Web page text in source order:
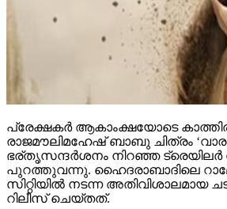
പ്രേക്ഷകര്‍ ആകാംക്ഷയോടെ
രാജമൗലിമഹേഷ് ബാബു ചിത്രം
ഭര്തൃസന്ദര്‍ശനം നിറഞ്ഞ ട്രെയിലര്‍
പുറത്തുവന്നു. ഹൈദരാബാദിലെ
സിറ്റിയില്‍ നടന്ന അതിവിശാലമായ
റിലീസ് ചെയ്തത്.